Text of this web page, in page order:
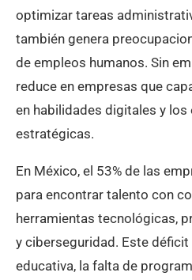
optimizar tareas
también genera
de empleos humanos. Sin
reduce en empresas que
en habilidades digitales y los
estratégicas.
En México, el 53% de las
para encontrar talento con
herramientas tecnológicas,
y ciberseguridad. Este déficit
educativa, la falta de